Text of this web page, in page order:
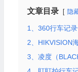
文章目录 隐
1、360行车记
2、HIKVISION
3、凌度（